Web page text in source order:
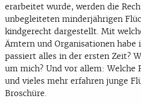
erarbeitet wurde, werden die
unbegleiteten minderjährigen
kindgerecht dargestellt. Mit
Ämtern und Organisationen habe
passiert alles in der ersten Zeit?
um mich? Und vor allem: Welche
und vieles mehr erfahren junge
Broschüre.